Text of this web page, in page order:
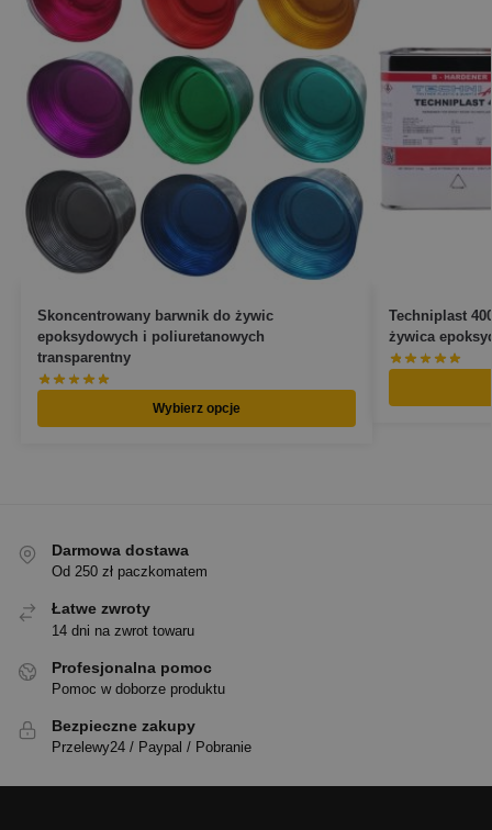
Skoncentrowany barwnik do żywic
epoksydowych i poliuretanowych
transparentny
Wybierz opcje
Techniplast
żywica
Darmowa dostawa
Od 250 zł paczkomatem
Łatwe zwroty
14 dni na zwrot towaru
Profesjonalna pomoc
Pomoc w doborze produktu
Bezpieczne zakupy
Przelewy24 / Paypal / Pobranie